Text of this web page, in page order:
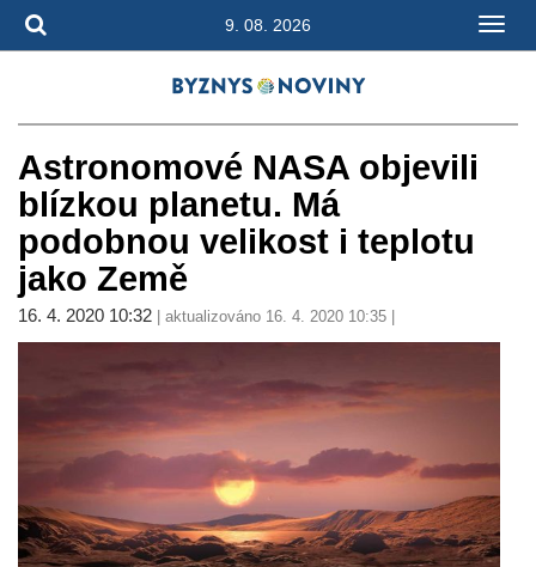
9. 08. 2026
Astronomové NASA objevili
blízkou planetu. Má
podobnou velikost i teplotu
jako Země
16. 4. 2020 10:32 | aktualizováno 16. 4. 2020 10:35 |